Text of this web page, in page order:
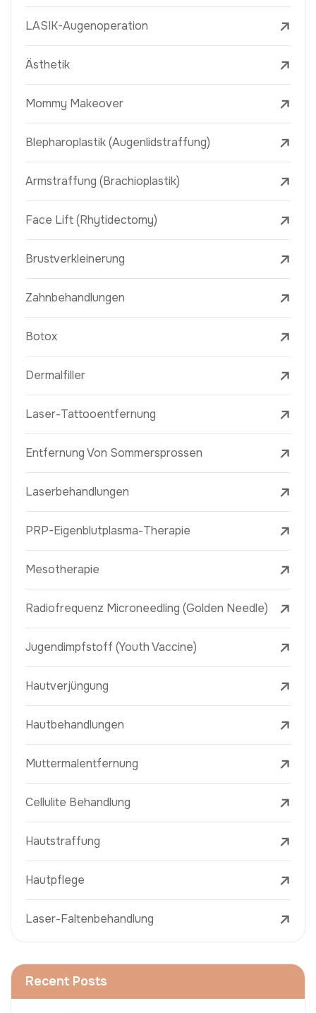
LASIK-Augenoperation
Ästhetik
Mommy Makeover
Blepharoplastik (Augenlidstraffung)
Armstraffung (Brachioplastik)
Face Lift (Rhytidectomy)
Brustverkleinerung
Zahnbehandlungen
Botox
Dermalfiller
Laser-Tattooentfernung
Entfernung Von Sommersprossen
Laserbehandlungen
PRP-Eigenblutplasma-Therapie
Mesotherapie
Radiofrequenz Microneedling (Golden Needle)
Jugendimpfstoff (Youth Vaccine)
Hautverjüngung
Hautbehandlungen
Muttermalentfernung
Cellulite Behandlung
Hautstraffung
Hautpflege
Laser-Faltenbehandlung
Recent Posts